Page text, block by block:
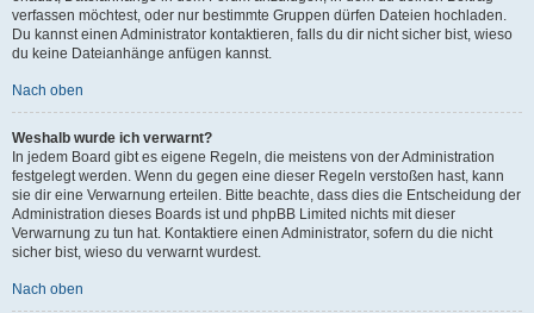
verfassen möchtest, oder nur bestimmte Gruppen dürfen Dateien hochladen.
Du kannst einen Administrator kontaktieren, falls du dir nicht sicher bist, wieso
du keine Dateianhänge anfügen kannst.
Nach oben
Weshalb wurde ich verwarnt?
In jedem Board gibt es eigene Regeln, die meistens von der Administration
festgelegt werden. Wenn du gegen eine dieser Regeln verstoßen hast, kann
sie dir eine Verwarnung erteilen. Bitte beachte, dass dies die Entscheidung der
Administration dieses Boards ist und phpBB Limited nichts mit dieser
Verwarnung zu tun hat. Kontaktiere einen Administrator, sofern du die nicht
sicher bist, wieso du verwarnt wurdest.
Nach oben